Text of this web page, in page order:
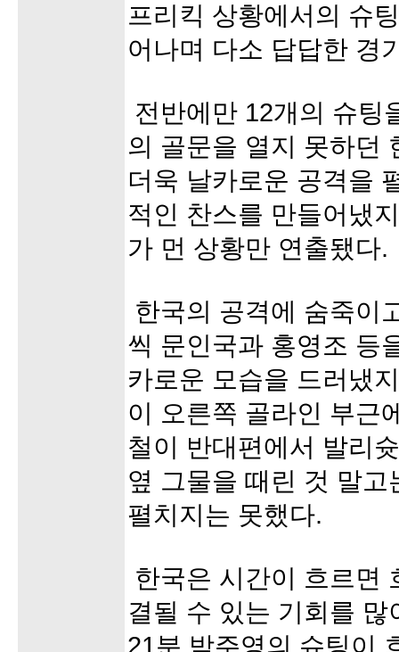
프리킥 상황에서의 슈
어나며 다소 답답한 경
전반에만 12개의 슈팅
의 골문을 열지 못하던
더욱 날카로운 공격을
적인 찬스를 만들어냈
가 먼 상황만 연출됐다.
한국의 공격에 숨죽이
씩 문인국과 홍영조 등
카로운 모습을 드러냈
이 오른쪽 골라인 부근
철이 반대편에서 발리
옆 그물을 때린 것 말
펼치지는 못했다.
한국은 시간이 흐르면
결될 수 있는 기회를
21분 박주영의 슈팅이